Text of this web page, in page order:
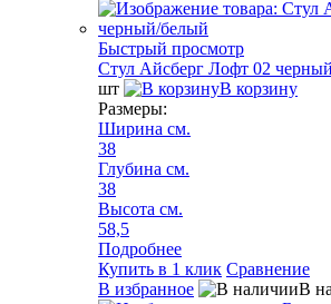
Быстрый просмотр
Стул Айсберг Лофт 02
шт
В корзину
Размеры:
Ширина см.
38
Глубина см.
38
Высота см.
58,5
Подробнее
Купить в 1 клик Сравнение
В избранное
В